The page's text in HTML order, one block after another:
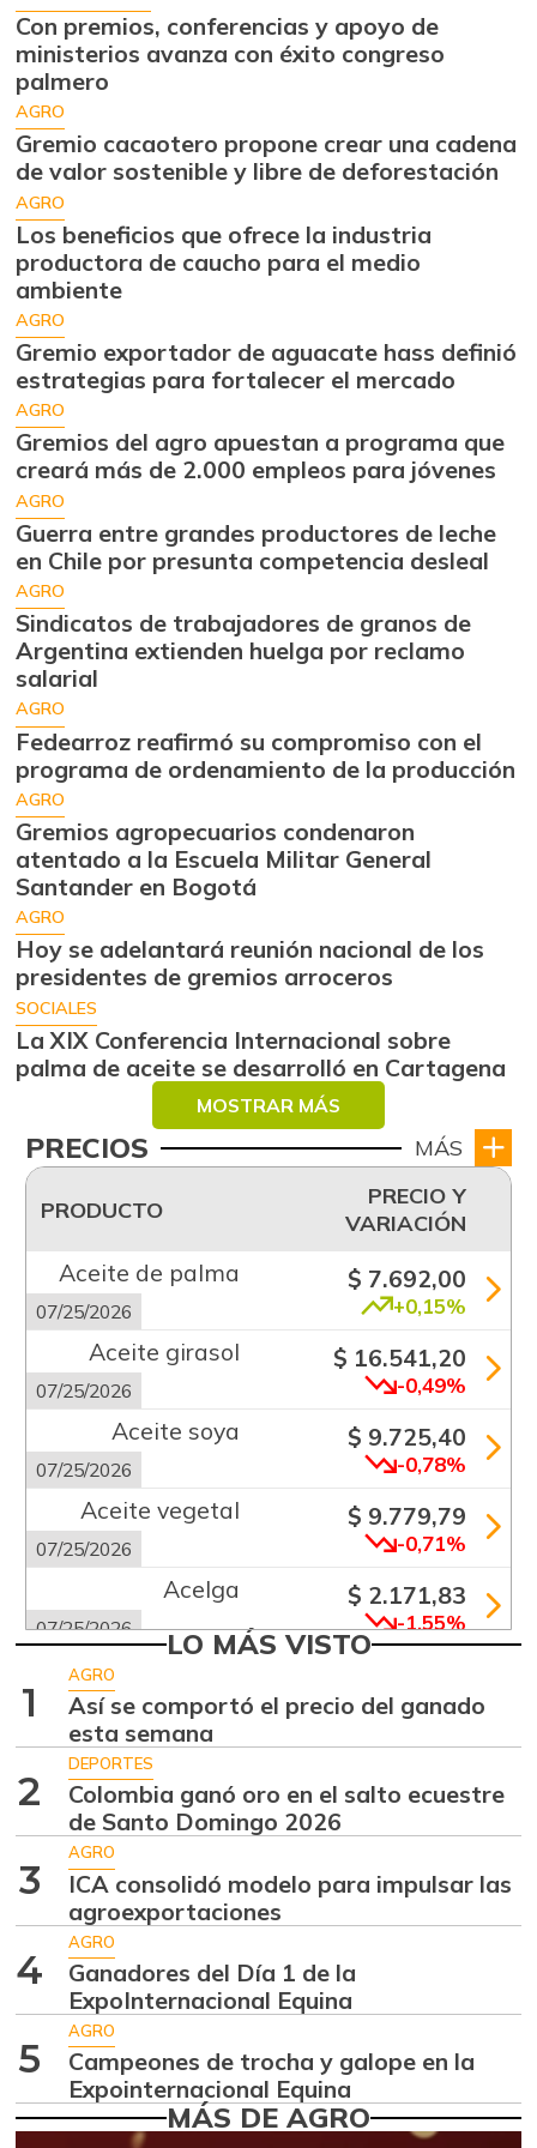
Con premios, conferencias y apoyo de
ministerios avanza con éxito congreso
palmero
AGRO
Gremio cacaotero propone crear una cadena
de valor sostenible y libre de deforestación
AGRO
Los beneficios que ofrece la industria
productora de caucho para el medio
ambiente
AGRO
Gremio exportador de aguacate hass definió
estrategias para fortalecer el mercado
AGRO
Gremios del agro apuestan a programa que
creará más de 2.000 empleos para jóvenes
AGRO
Guerra entre grandes productores de leche
en Chile por presunta competencia desleal
AGRO
Sindicatos de trabajadores de granos de
Argentina extienden huelga por reclamo
salarial
AGRO
Fedearroz reafirmó su compromiso con el
programa de ordenamiento de la producción
AGRO
Gremios agropecuarios condenaron
atentado a la Escuela Militar General
Santander en Bogotá
AGRO
Hoy se adelantará reunión nacional de los
presidentes de gremios arroceros
SOCIALES
La XIX Conferencia Internacional sobre
palma de aceite se desarrolló en Cartagena
MOSTRAR MÁS
PRECIOS MÁS
PRODUCTO
PRECIO Y
VARIACIÓN
Aceite de palma
07/25/2026
$ 7.692,00
+0,15%
Aceite girasol
07/25/2026
$ 16.541,20
-0,49%
Aceite soya
07/25/2026
$ 9.725,40
-0,78%
Aceite vegetal
07/25/2026
$ 9.779,79
-0,71%
Acelga
07/25/2026
$ 2.171,83
-1,55%
Aguacate común
07/25/2026 +6,24%
Aguacate hass
07/25/2026
$ 7.289,10
Aguacate
07/25/2026
$ 8.366,30
-1,18%
Ahuyama
07/25/2026
Ahuyamín
07/25/2026
$ 1.672,87
Ajo
07/25/2026
$ 6.102,86
-2,18%
LO MÁS VISTO
1
AGRO
Así se comportó el precio del ganado
esta semana
2
DEPORTES
Colombia ganó oro en el salto ecuestre
de Santo Domingo 2026
3
AGRO
ICA consolidó modelo para impulsar las
agroexportaciones
4
AGRO
Ganadores del Día 1 de la
ExpoInternacional Equina
5
AGRO
Campeones de trocha y galope en la
Expointernacional Equina
MÁS DE AGRO